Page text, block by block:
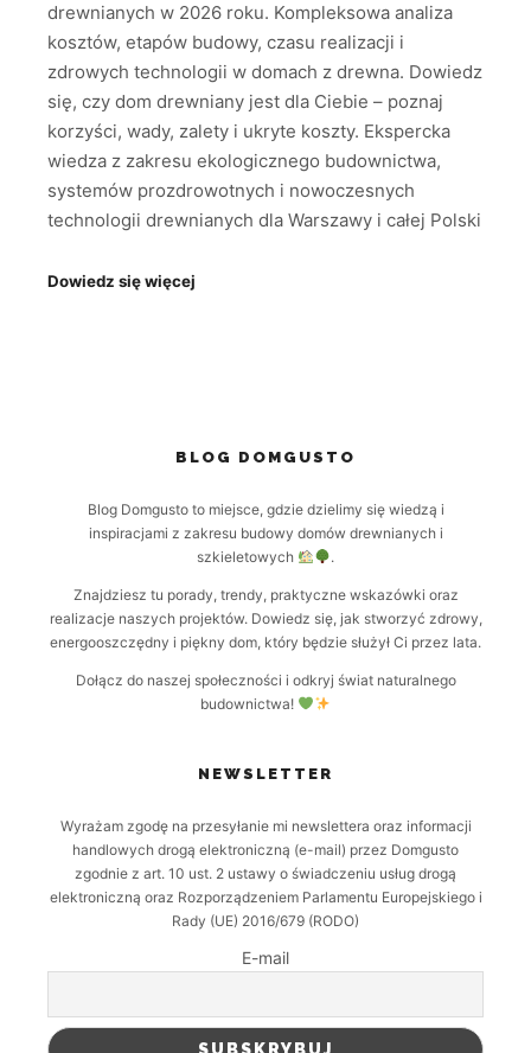
drewnianych w 2026 roku. Kompleksowa analiza
kosztów, etapów budowy, czasu realizacji i
zdrowych technologii w domach z drewna. Dowiedz
się, czy dom drewniany jest dla Ciebie – poznaj
korzyści, wady, zalety i ukryte koszty. Ekspercka
wiedza z zakresu ekologicznego budownictwa,
systemów prozdrowotnych i nowoczesnych
technologii drewnianych dla Warszawy i całej Polski
Dowiedz się więcej
BLOG DOMGUSTO
Blog Domgusto to miejsce, gdzie dzielimy się wiedzą i
inspiracjami z zakresu budowy domów drewnianych i
szkieletowych
.
Znajdziesz tu porady, trendy, praktyczne wskazówki oraz
realizacje naszych projektów. Dowiedz się, jak stworzyć zdrowy,
energooszczędny i piękny dom, który będzie służył Ci przez lata.
Dołącz do naszej społeczności i odkryj świat naturalnego
budownictwa!
NEWSLETTER
Wyrażam zgodę na przesyłanie mi newslettera oraz informacji
handlowych drogą elektroniczną (e-mail) przez Domgusto
zgodnie z art. 10 ust. 2 ustawy o świadczeniu usług drogą
elektroniczną oraz Rozporządzeniem Parlamentu Europejskiego i
Rady (UE) 2016/679 (RODO)
E-mail